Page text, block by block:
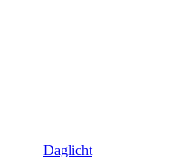
Daglicht